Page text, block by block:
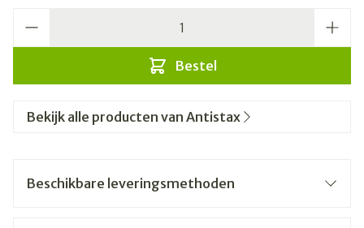
Bestel
Bekijk alle producten van Antistax
Beschikbare leveringsmethoden